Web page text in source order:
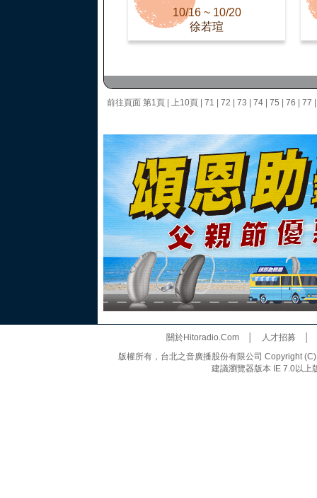
10/16 ~ 10/20
徐若瑄
前往頁面 第1頁 上10頁 71 72 73 74 75 76 77
關於Hitoradio.Com│ 人才招募
版權所有，台北之音廣播股份有限公司 Copyright
建議瀏覽器版本 IE 7.0以上